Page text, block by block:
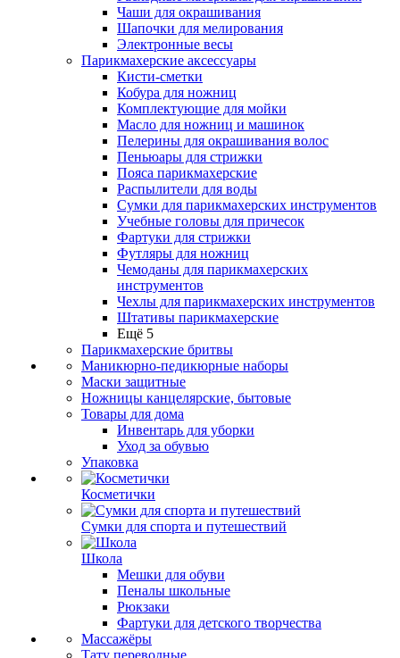
Чаши для окрашивания
Шапочки для мелирования
Электронные весы
Парикмахерские аксессуары
Кисти-сметки
Кобура для ножниц
Комплектующие для мойки
Масло для ножниц и машинок
Пелерины для окрашивания волос
Пеньюары для стрижки
Пояса парикмахерские
Распылители для воды
Сумки для парикмахерских инструментов
Учебные головы для причесок
Фартуки для стрижки
Футляры для ножниц
Чемоданы для парикмахерских
инструментов
Чехлы для парикмахерских инструментов
Штативы парикмахерские
Ещё 5
Парикмахерские бритвы
Маникюрно-педикюрные наборы
Маски защитные
Ножницы канцелярские, бытовые
Товары для дома
Инвентарь для уборки
Уход за обувью
Упаковка
Косметички
Сумки для спорта и путешествий
Школа
Мешки для обуви
Пеналы школьные
Рюкзаки
Фартуки для детского творчества
Массажёры
Тату переводные